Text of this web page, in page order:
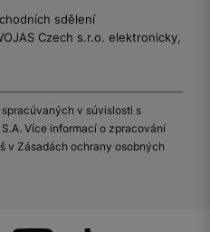
sdělení
Czech s.r.o. elektronicky,
v súvislosti s
Více informací o zpracování
v Zásadách ochrany osobných